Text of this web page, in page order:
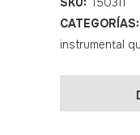
quantity
CATEGORÍAS:
instrumental